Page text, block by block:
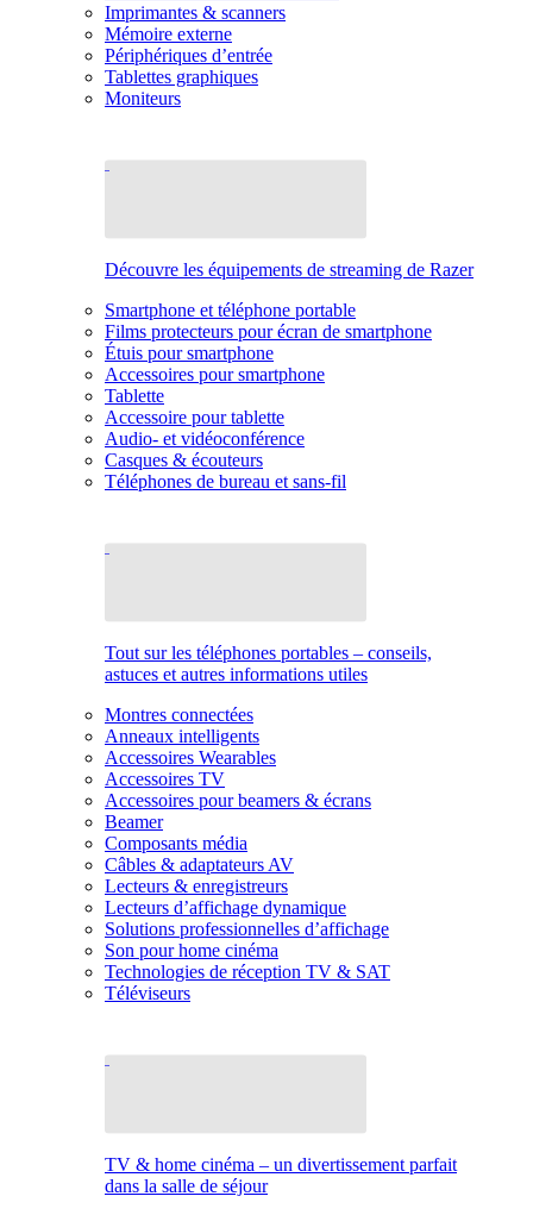
Imprimantes & scanners
Mémoire externe
Périphériques d’entrée
Tablettes graphiques
Moniteurs
Découvre les équipements de streaming de Razer
Smartphone et téléphone portable
Films protecteurs pour écran de smartphone
Étuis pour smartphone
Accessoires pour smartphone
Tablette
Accessoire pour tablette
Audio- et vidéoconférence
Casques & écouteurs
Téléphones de bureau et sans-fil
Tout sur les téléphones portables – conseils,
astuces et autres informations utiles
Montres connectées
Anneaux intelligents
Accessoires Wearables
Accessoires TV
Accessoires pour beamers & écrans
Beamer
Composants média
Câbles & adaptateurs AV
Lecteurs & enregistreurs
Lecteurs d’affichage dynamique
Solutions professionnelles d’affichage
Son pour home cinéma
Technologies de réception TV & SAT
Téléviseurs
TV & home cinéma – un divertissement parfait
dans la salle de séjour